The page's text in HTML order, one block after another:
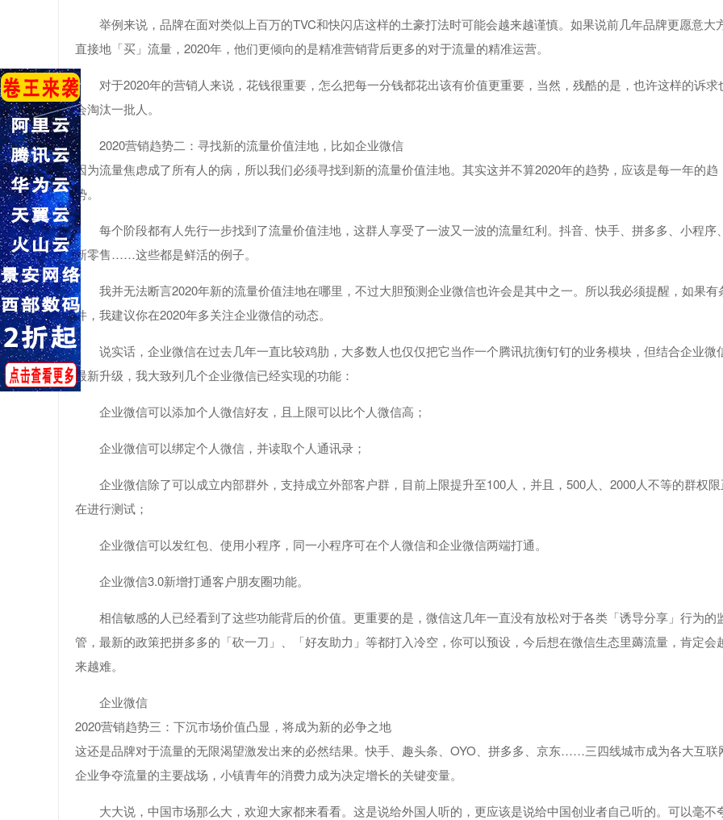
举例来说，品牌在面对类似上百万的TVC和快闪店这样的土豪打法时可能会越来越谨慎。如果说前几年品牌更愿意大
直接地「买」流量，2020年，他们更倾向的是精准营销背后更多的对于流量的精准运营。
对于2020年的营销人来说，花钱很重要，怎么把每一分钱都花出该有价值更重要，当然，残酷的是，也许这样的诉求
会淘汰一批人。
2020营销趋势二：寻找新的流量价值洼地，比如企业微信
因为流量焦虑成了所有人的病，所以我们必须寻找到新的流量价值洼地。其实这并不算2020年的趋势，应该是每一年的趋
势。
每个阶段都有人先行一步找到了流量价值洼地，这群人享受了一波又一波的流量红利。抖音、快手、拼多多、小程序、
新零售……这些都是鲜活的例子。
我并无法断言2020年新的流量价值洼地在哪里，不过大胆预测企业微信也许会是其中之一。所以我必须提醒，如果有
件，我建议你在2020年多关注企业微信的动态。
说实话，企业微信在过去几年一直比较鸡肋，大多数人也仅仅把它当作一个腾讯抗衡钉钉的业务模块，但结合企业微
最新升级，我大致列几个企业微信已经实现的功能：
企业微信可以添加个人微信好友，且上限可以比个人微信高；
企业微信可以绑定个人微信，并读取个人通讯录；
企业微信除了可以成立内部群外，支持成立外部客户群，目前上限提升至100人，并且，500人、2000人不等的群权限
在进行测试；
企业微信可以发红包、使用小程序，同一小程序可在个人微信和企业微信两端打通。
企业微信3.0新增打通客户朋友圈功能。
相信敏感的人已经看到了这些功能背后的价值。更重要的是，微信这几年一直没有放松对于各类「诱导分享」行为的
管，最新的政策把拼多多的「砍一刀」、「好友助力」等都打入冷空，你可以预设，今后想在微信生态里薅流量，肯定会
来越难。
企业微信
2020营销趋势三：下沉市场价值凸显，将成为新的必争之地
这还是品牌对于流量的无限渴望激发出来的必然结果。快手、趣头条、OYO、拼多多、京东……三四线城市成为各大互联
企业争夺流量的主要战场，小镇青年的消费力成为决定增长的关键变量。
大大说，中国市场那么大，欢迎大家都来看看。这是说给外国人听的，更应该是说给中国创业者自己听的。可以毫不